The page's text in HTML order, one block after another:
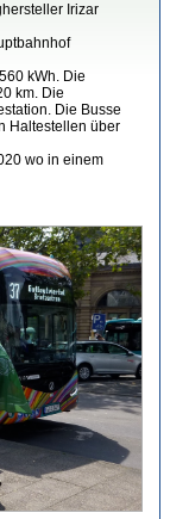
Irizar
kWh. Die
km. Die
Die Busse
Haltestellen über
wo in einem